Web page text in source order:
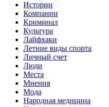
Истории
Компании
Криминал
Культура
Лайфхаки
Летние виды спорта
Личный счет
Люди
Места
Мнения
Мода
Народная медицина